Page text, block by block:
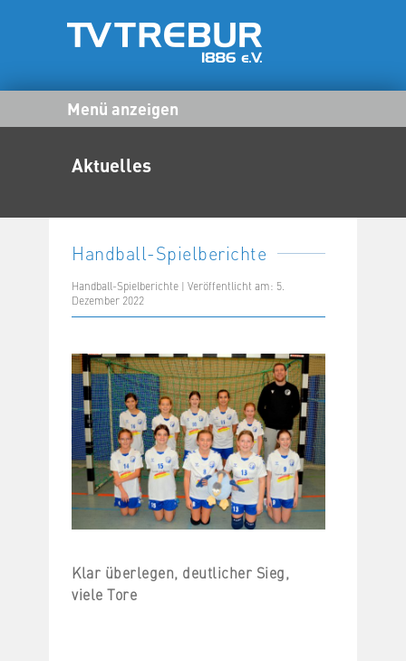
Menü anzeigen
Aktuelles
Handball-Spielberichte
Handball-Spielberichte | Veröffentlicht am: 5.
Dezember 2022
Klar überlegen, deutlicher Sieg,
viele Tore